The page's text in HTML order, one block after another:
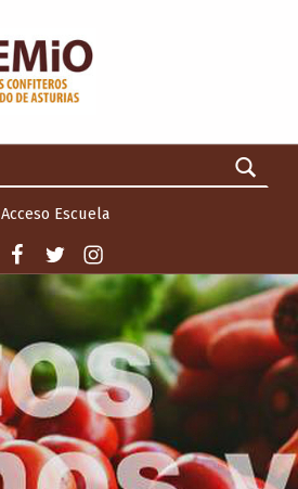
Acceso Escuela
Facebook
TwitterInstagram